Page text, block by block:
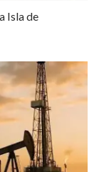
Isla de